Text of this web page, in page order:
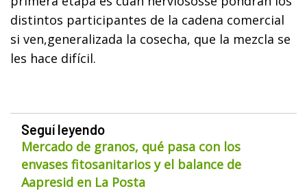
distintos participantes de la cadena comercial
si ven,generalizada la cosecha, que la mezcla se
les hace difícil.
Seguí leyendo
Mercado de granos, qué pasa con los
envases fitosanitarios y el balance de
Aapresid en La Posta